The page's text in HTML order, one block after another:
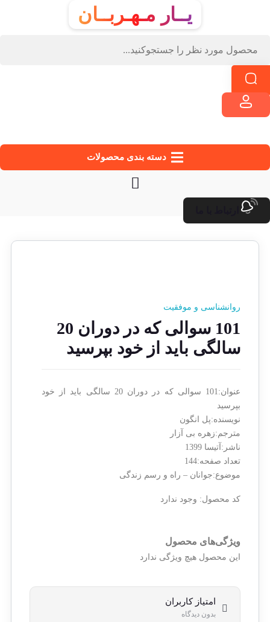
یــار مـهـربــان
دسته‌ بندی محصولات
روانشناسی و موفقیت
101 سوالی که در دوران 20
سالگی باید از خود بپرسید
عنوان:101 سوالی که در دوران 20 سالگی باید از خود
بپرسید
نویسنده:پل انگون
مترجم:زهره بی آزار
ناشر:آتیسا 1399
تعداد صفحه:144
موضوع:جوانان – راه و رسم زندگی
کد محصول: وجود ندارد
ویژگی‌های محصول
این محصول هیچ ویژگی ندارد
امتیاز کاربران
بدون دیدگاه